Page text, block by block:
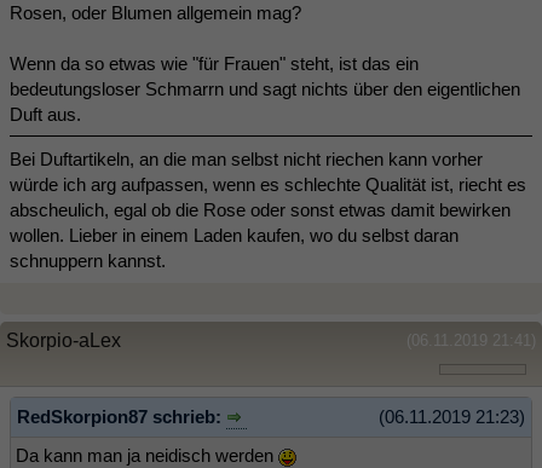
Rosen, oder Blumen allgemein mag?
Wenn da so etwas wie "für Frauen" steht, ist das ein
bedeutungsloser Schmarrn und sagt nichts über den eigentlichen
Duft aus.
Bei Duftartikeln, an die man selbst nicht riechen kann vorher
würde ich arg aufpassen, wenn es schlechte Qualität ist, riecht es
abscheulich, egal ob die Rose oder sonst etwas damit bewirken
wollen. Lieber in einem Laden kaufen, wo du selbst daran
schnuppern kannst.
(06.11.2019 21:41)
Skorpio-aLex
(06.11.2019 21:23)
RedSkorpion87 schrieb:
Da kann man ja neidisch werden